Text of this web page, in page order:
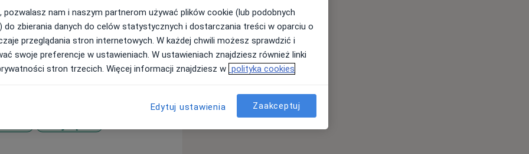
Endodntycznego uzyskałam
Cykl szkoleń
się leczeniem zachowawczym,
przy użyciu mikroskopu oraz
gdzie nowoczesne wyposażenie
wiedza w zakresie stomatologii,
z ust
pozwalasz nam i naszym partnerom używać plików cookie (lub podobnych
do zbierania danych do celów statystycznych i dostarczania treści w oparciu o
przeglądania stron internetowych. W każdej chwili możesz sprawdzić i
swoje preferencje w ustawieniach. W ustawieniach znajdziesz również linki
stron trzecich. Więcej informacji znajdziesz w polityka cookies
Edytuj ustawienia Zaakceptuj